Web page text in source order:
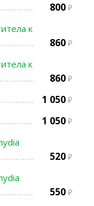
800
к
860
к
860
1 050
1 050
520
550